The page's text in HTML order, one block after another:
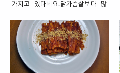
무침처럼 술안주로 드셔도 됩니다.
아 넣어 우렁이비빔국수로 야식까
지 가능한 만능요리입니다. 반찬~
술안주~ 야식까지 다 가능한 만능
요리 '우렁이무침' 1 . 재료 준비 ( 2
인분 술안주) ▣ 주재료 : 해동우렁
가지고 있다네요.닭가슴살보다 많
있게 대체할 수 있다니 황태를 많이
많이 먹어야겠어요.황태는 무쳐서
밑반찬으로 드시거나 국으로 끓여
서 먹는게 대부분인데요.사이드메
뉴로 먹다보니 그 양이 작아서 식탁